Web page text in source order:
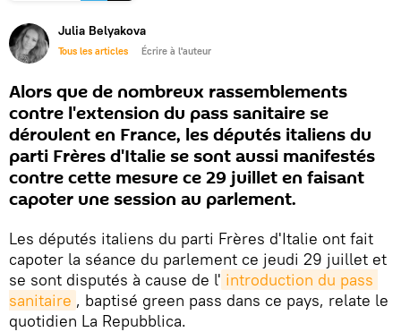
Julia Belyakova
Tous les articles Écrire à l'auteur
Alors que de nombreux rassemblements
contre l'extension du pass sanitaire se
déroulent en France, les députés italiens du
parti Frères d'Italie se sont aussi manifestés
contre cette mesure ce 29 juillet en faisant
capoter une session au parlement.
Les députés italiens du parti Frères d'Italie ont fait
capoter la séance du parlement ce jeudi 29 juillet et
se sont disputés à cause de l' introduction du pass
sanitaire , baptisé green pass dans ce pays, relate le
quotidien La Repubblica.